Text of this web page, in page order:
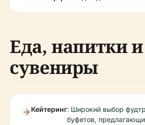
Еда, напитки и
сувениры
Кейтеринг: Широкий выбор
буфетов,